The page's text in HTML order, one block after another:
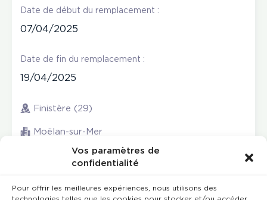
Vos paramètres de
confidentialité
Pour offrir les meilleures expériences, nous utilisons des
Date de début du remplacement :
07/04/2025
Date de fin du remplacement :
19/04/2025
Finistère (29)
Moëlan-sur-Mer